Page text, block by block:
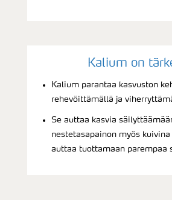
Kalium on
Kalium parantaa kasvuston
rehevöittämällä ja
Se auttaa kasvia
nestetasapainon myös kuivina
auttaa tuottamaan parempaa